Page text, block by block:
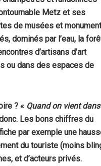
Metz et ses
de musées et
dominés par l’eau, la
d’artisans d’art
ou dans des espaces de
? « Quand on vient dans
Les bons chiffres du
par exemple une
du touriste (moins
et d’acteurs privés.